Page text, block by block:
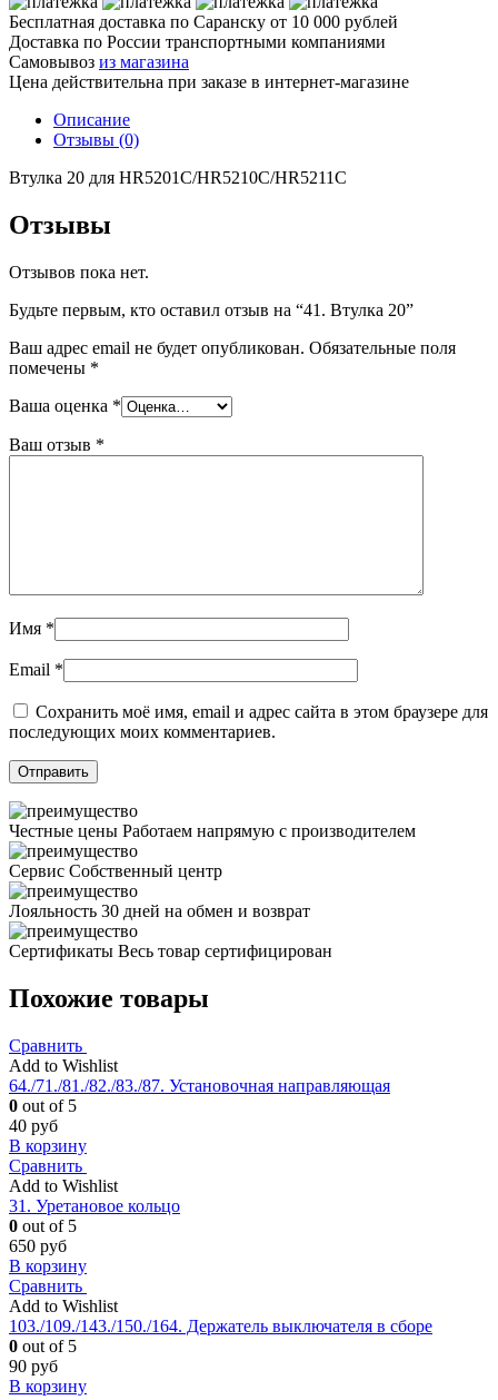
Бесплатная доставка по Саранску от 10 000 рублей
Доставка по России транспортными компаниями
Самовывоз из магазина
Цена действительна при заказе в интернет-магазине
Описание
Отзывы (0)
Втулка 20 для HR5201C/HR5210C/HR5211C
Отзывы
Отзывов пока нет.
Будьте первым, кто оставил отзыв на “41. Втулка 20”
Ваш адрес email не будет опубликован. Обязательные поля
помечены *
Ваша оценка *
Ваш отзыв *
Имя *
Email *
Сохранить моё имя, email и адрес сайта в этом браузере для
последующих моих комментариев.
Честные цены Работаем напрямую с производителем
Сервис Собственный центр
Лояльность 30 дней на обмен и возврат
Сертификаты Весь товар сертифицирован
Похожие товары
Сравнить
Add to Wishlist
64./71./81./82./83./87. Установочная направляющая
0 out of 5
40 руб
В корзину
Сравнить
Add to Wishlist
31. Уретановое кольцо
0 out of 5
650 руб
В корзину
Сравнить
Add to Wishlist
103./109./143./150./164. Держатель выключателя в сборе
0 out of 5
90 руб
В корзину